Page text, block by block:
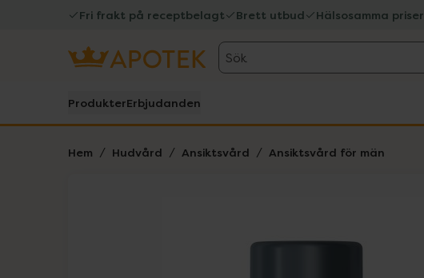
Fri frakt på receptbelagt Brett utbud Hälsosamma priser
Sök
ProdukterErbjudanden
Hem Hudvård Ansiktsvård Ansiktsvård för män